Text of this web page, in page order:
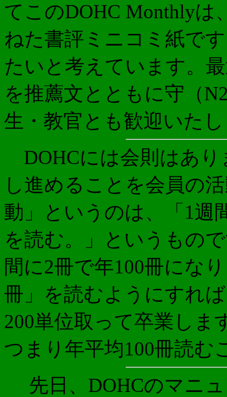
てこのDOHC Monthlyは
ねた書評ミニコミ紙で
たいと考えています。
を推薦文とともに守（
生・教官とも歓迎いた
DOHCには会則はあり
し進めることを会員の
動」というのは、「1週
を読む。」というもの
間に2冊で年100冊にな
冊」を読むようにすれ
200単位取って卒業しま
つまり年平均100冊読む
先日、DOHCのマニ